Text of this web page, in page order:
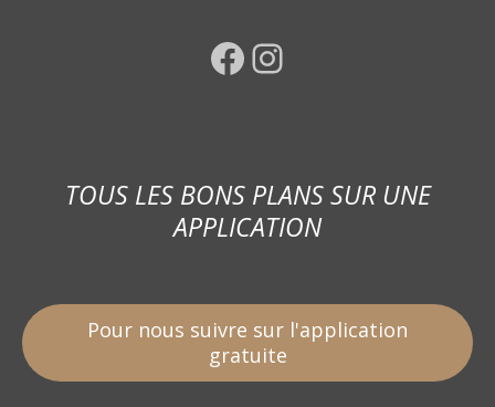
Facebook Instagram
TOUS LES BONS PLANS SUR UNE
APPLICATION
Pour nous suivre sur l'application
gratuite